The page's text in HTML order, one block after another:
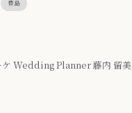
豊島
Wedding Planner 藤内 留美